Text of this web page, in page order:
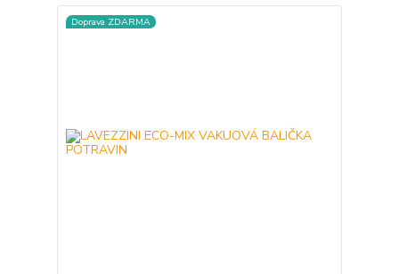
Doprava ZDARMA